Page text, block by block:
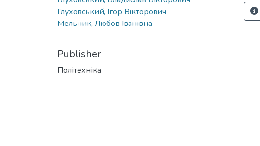
Глуховський, Ігор Вікторович
Мельник, Любов Іванівна
Publisher
Політехніка